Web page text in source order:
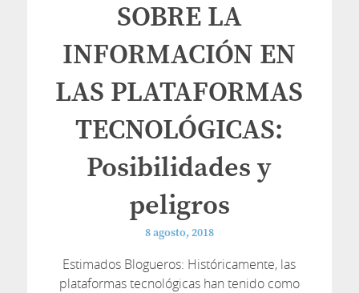
SOBRE LA
INFORMACIÓN EN
LAS PLATAFORMAS
TECNOLÓGICAS:
Posibilidades y
peligros
8 agosto, 2018
Estimados Blogueros: Históricamente, las
plataformas tecnológicas han tenido como